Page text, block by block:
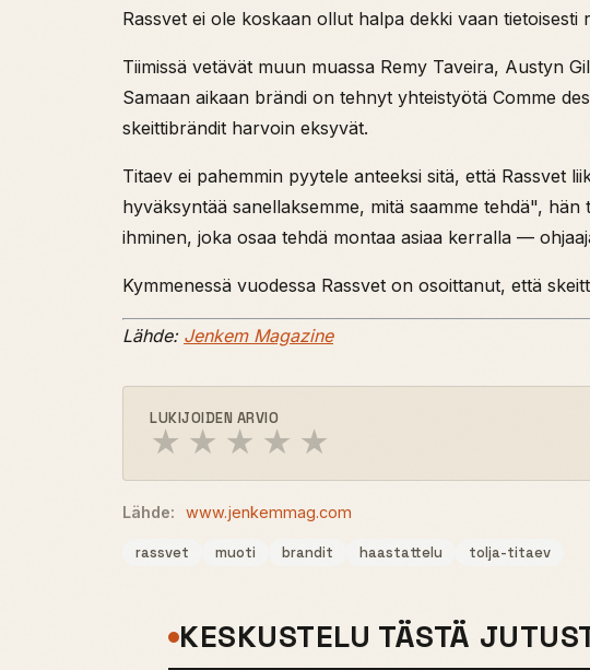
Rassvet ei ole koskaan ollut halpa dekki vaan tietoisesti
Tiimissä vetävät muun muassa Remy Taveira, Austyn
Samaan aikaan brändi on tehnyt yhteistyötä Comme
skeittibrändit harvoin eksyvät.
Titaev ei pahemmin pyytele anteeksi sitä, että Rassvet
hyväksyntää sanellaksemme, mitä saamme tehdä",
ihminen, joka osaa tehdä montaa asiaa kerralla —
Kymmenessä vuodessa Rassvet on osoittanut, että
Lähde: Jenkem Magazine
LUKIJOIDEN ARVIO
★ ★ ★ ★ ★
Lähde: www.jenkemmag.com
rassvet muoti brandit haastattelu tolja-titaev
KESKUSTELU TÄSTÄ